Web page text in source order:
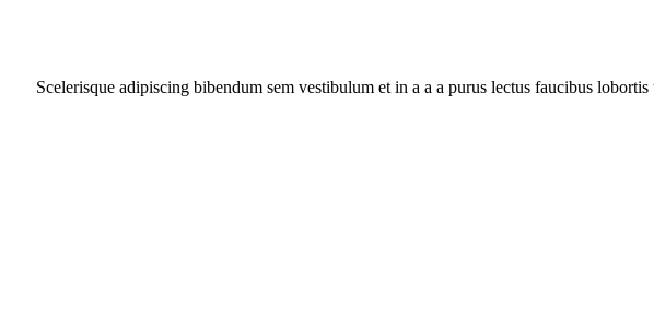
Scelerisque adipiscing bibendum sem vestibulum et in a a a purus lectus faucibus